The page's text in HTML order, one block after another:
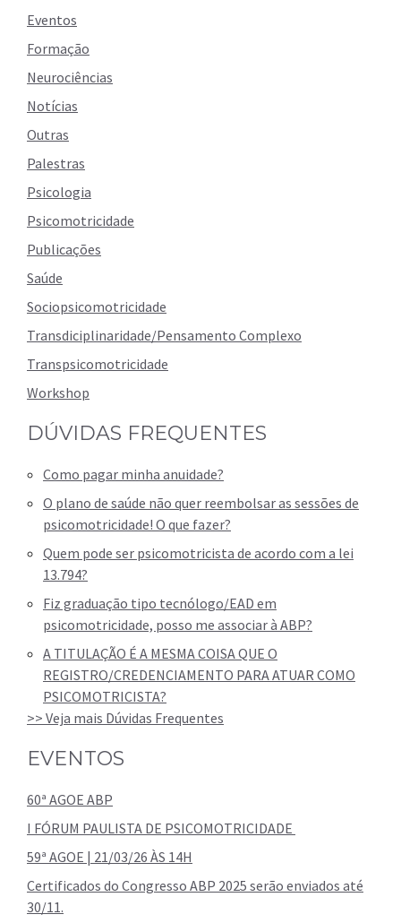
Eventos
Formação
Neurociências
Notícias
Outras
Palestras
Psicologia
Psicomotricidade
Publicações
Saúde
Sociopsicomotricidade
Transdiciplinaridade/Pensamento Complexo
Transpsicomotricidade
Workshop
DÚVIDAS FREQUENTES
Como pagar minha anuidade?
O plano de saúde não quer reembolsar as sessões de
psicomotricidade! O que fazer?
Quem pode ser psicomotricista de acordo com a lei
13.794?
Fiz graduação tipo tecnólogo/EAD em
psicomotricidade, posso me associar à ABP?
A TITULAÇÃO É A MESMA COISA QUE O
REGISTRO/CREDENCIAMENTO PARA ATUAR COMO
PSICOMOTRICISTA?
>> Veja mais Dúvidas Frequentes
EVENTOS
60ª AGOE ABP
I FÓRUM PAULISTA DE PSICOMOTRICIDADE
59ª AGOE | 21/03/26 ÀS 14H
Certificados do Congresso ABP 2025 serão enviados até
30/11.